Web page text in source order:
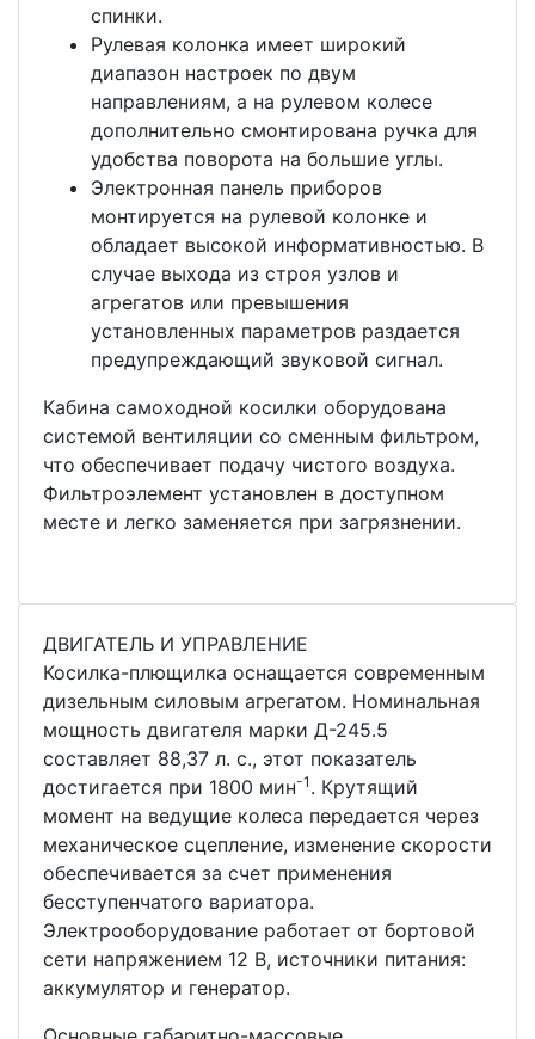
спинки.
Рулевая колонка имеет широкий
диапазон настроек по двум
направлениям, а на рулевом колесе
дополнительно смонтирована ручка для
удобства поворота на большие углы.
Электронная панель приборов
монтируется на рулевой колонке и
обладает высокой информативностью. В
случае выхода из строя узлов и
агрегатов или превышения
установленных параметров раздается
предупреждающий звуковой сигнал.
Кабина самоходной косилки оборудована
системой вентиляции со сменным фильтром,
что обеспечивает подачу чистого воздуха.
Фильтроэлемент установлен в доступном
месте и легко заменяется при загрязнении.
ДВИГАТЕЛЬ И УПРАВЛЕНИЕ
Косилка-плющилка оснащается современным
дизельным силовым агрегатом. Номинальная
мощность двигателя марки Д-245.5
составляет 88,37 л. с., этот показатель
достигается при 1800 мин-1 . Крутящий
момент на ведущие колеса передается через
механическое сцепление, изменение скорости
обеспечивается за счет применения
бесступенчатого вариатора.
Электрооборудование работает от бортовой
сети напряжением 12 В, источники питания:
аккумулятор и генератор.